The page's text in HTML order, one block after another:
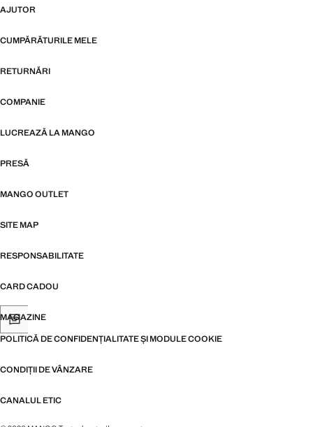
AJUTOR
CUMPĂRĂTURILE MELE
RETURNĂRI
COMPANIE
LUCREAZĂ LA MANGO
PRESĂ
MANGO OUTLET
SITE MAP
RESPONSABILITATE
CARD CADOU
MAGAZINE
POLITICĂ DE CONFIDENȚIALITATE ȘI MODULE COOKIE
CONDIȚII DE VÂNZARE
CANALUL ETIC